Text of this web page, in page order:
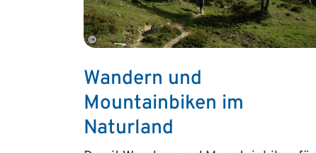
©
Wandern und
Mountainbiken im
Naturland